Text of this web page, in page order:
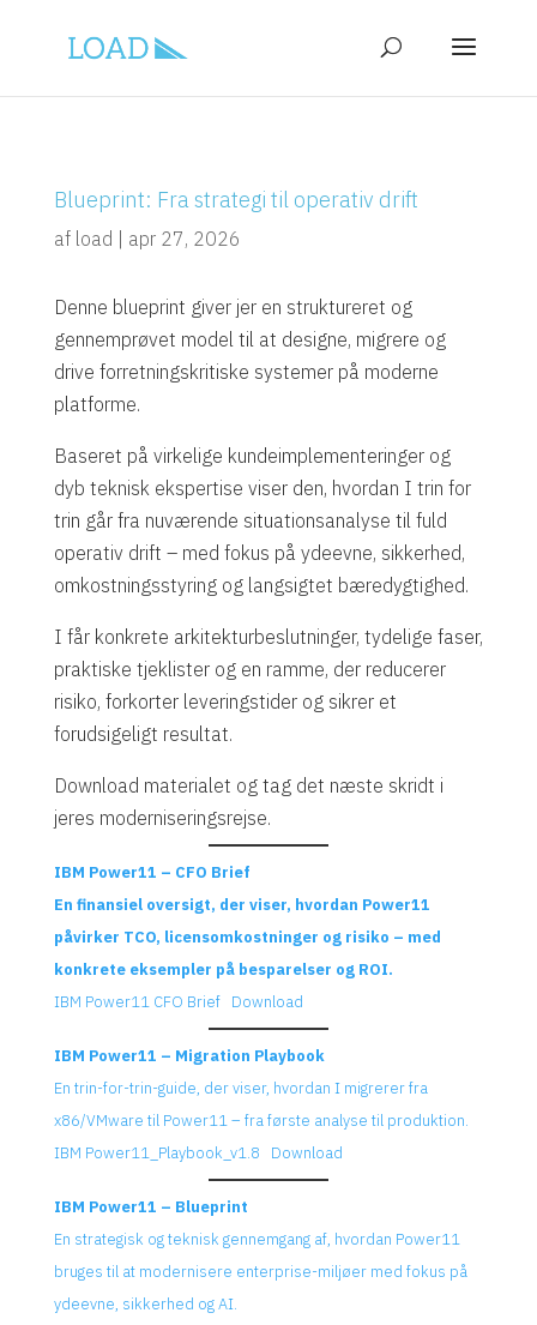
Blueprint: Fra strategi til operativ drift
af load apr 27, 2026
Denne blueprint giver jer en struktureret og
gennemprøvet model til at designe, migrere og
drive forretningskritiske systemer på moderne
platforme.
Baseret på virkelige kundeimplementeringer og
dyb teknisk ekspertise viser den, hvordan I trin for
trin går fra nuværende situationsanalyse til fuld
operativ drift – med fokus på ydeevne, sikkerhed,
omkostningsstyring og langsigtet bæredygtighed.
I får konkrete arkitekturbeslutninger, tydelige faser,
praktiske tjeklister og en ramme, der reducerer
risiko, forkorter leveringstider og sikrer et
forudsigeligt resultat.
Download materialet og tag det næste skridt i
jeres moderniseringsrejse.
IBM Power11 – CFO Brief
En finansiel oversigt, der viser, hvordan Power11
påvirker TCO, licensomkostninger og risiko – med
konkrete eksempler på besparelser og ROI.
IBM Power11 CFO Brief
Download
IBM Power11 – Migration Playbook
En trin-for-trin-guide, der viser, hvordan I migrerer fra
x86/VMware til Power11 – fra første analyse til produktion.
IBM Power11_Playbook_v1.8
Download
IBM Power11 – Blueprint
En strategisk og teknisk gennemgang af, hvordan Power11
bruges til at modernisere enterprise-miljøer med fokus på
ydeevne, sikkerhed og AI.